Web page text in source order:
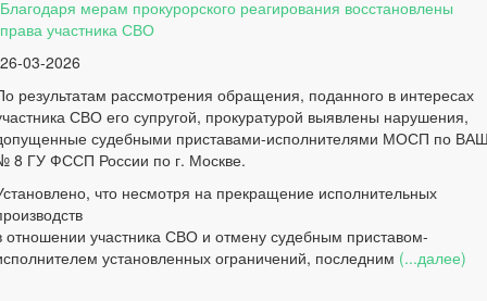
Благодаря мерам прокурорского реагирования восстановлены
права участника СВО
26-03-2026
результатам рассмотрения обращения, поданного в интересах
СВО его супругой, прокуратурой выявлены нарушения,
судебными приставами-исполнителями МОСП по
8 ГУ ФССП России по г. Москве.
что несмотря на прекращение исполнительных
отношении участника СВО и отмену судебным приставом-
установленных ограничений, последним (...далее)